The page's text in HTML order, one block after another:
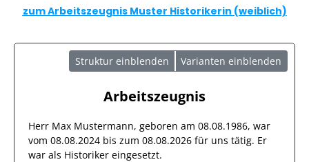
zum Arbeitszeugnis Muster Historikerin (weiblich)
Struktur einblenden Varianten einblenden
Arbeitszeugnis
Herr Max Mustermann, geboren am 08.08.1986, war
vom 08.08.2024 bis zum 08.08.2026 für uns tätig. Er
war als Historiker eingesetzt.